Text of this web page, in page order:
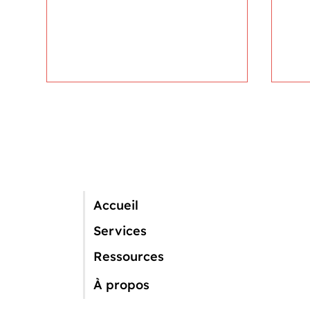
hors saison ?
Accueil
Services
Ressources
À propos